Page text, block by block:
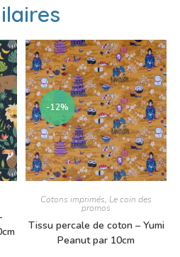
-12%
Cotons imprimés,Le coin des
promos
Tissu percale de coton – Yumi
Peanut par 10cm